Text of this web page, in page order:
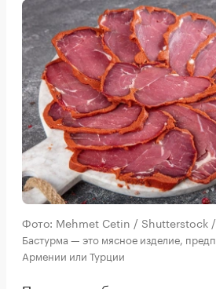
Фото: Mehmet Cetin / Shutterstock
Бастурма — это мясное изделие,
Армении или Турции